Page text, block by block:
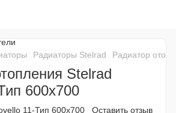
Радиаторы Stelrad Радиатор
Stelrad
600x700
11-Тип 600x700 Оставить отзыв